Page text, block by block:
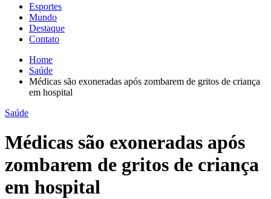
Esportes
Mundo
Destaque
Contato
Home
Saúde
Médicas são exoneradas após zombarem de gritos de criança
em hospital
Saúde
Médicas são exoneradas após
zombarem de gritos de criança
em hospital